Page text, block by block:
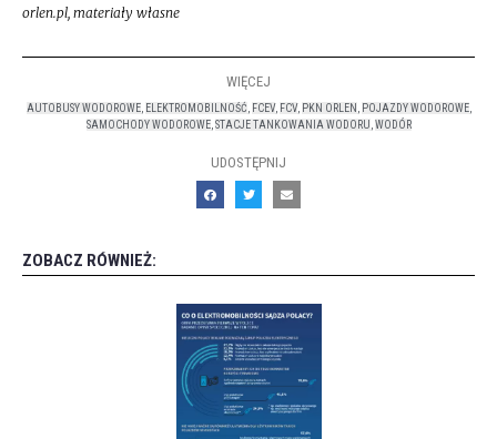
orlen.pl, materiały własne
WIĘCEJ
AUTOBUSY WODOROWE, ELEKTROMOBILNOŚĆ, FCEV, FCV, PKN ORLEN , POJAZDY WODOROWE,
SAMOCHODY WODOROWE,STACJE TANKOWANIA WODORU,WODÓR
UDOSTĘPNIJ
ZOBACZ RÓWNIEŻ: